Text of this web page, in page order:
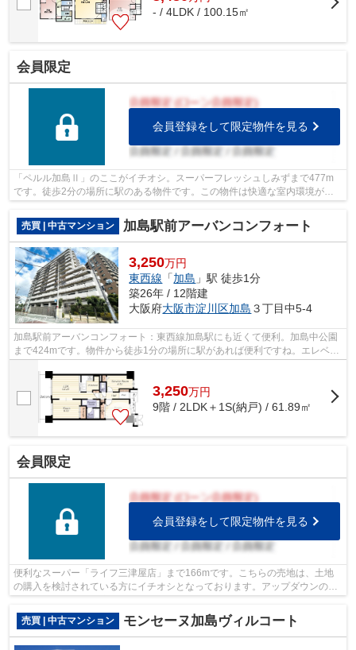
- / 4LDK / 100.15㎡
会員限定
会員登録をして限定物件を見る
「ペルル加島Ⅱ」のここがイチオシ。スーパーフレッシュしみずまで477m
です。徒歩2分の場所に駅のある物件です。この物件は快適な室内環境が魅
売買 | 中古マンション
加島駅前アーバンコンフォート
3,250万円
東西線 「加島 」駅 徒歩1分
築26年 / 12階建
大阪府大阪市淀川区加島 ３丁目中5-4
加島駅前アーバンコンフォート：東西線加島駅にも近くて便利。加島中公園
まで424mです。物件から徒歩1分の場所に駅があれば便利ですね。エレベー
3,250万円
9階 / 2LDK＋1S(納戸) / 61.89㎡
会員限定
会員登録をして限定物件を見る
便利なスーパー「ライフ三津屋店」まで166mです。こちらの売地は、土地
の購入を検討されている方にイチオシとなっております。アップダウンの少
売買 | 中古マンション
モンセーヌ加島ヴィルコート